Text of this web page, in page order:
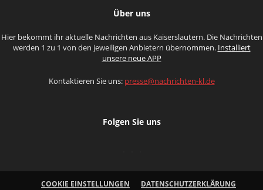
Über uns
Hier bekommt ihr aktuelle Nachrichten aus Kaiserslautern. Die Nachrichten
werden 1 zu 1 von den jeweiligen Anbietern übernommen. Installiert
unsere neue APP
Kontaktieren Sie uns: presse@nachrichten-kl.de
Folgen Sie uns
COOKIE EINSTELLUNGEN
DATENSCHUTZERKLÄRUNG